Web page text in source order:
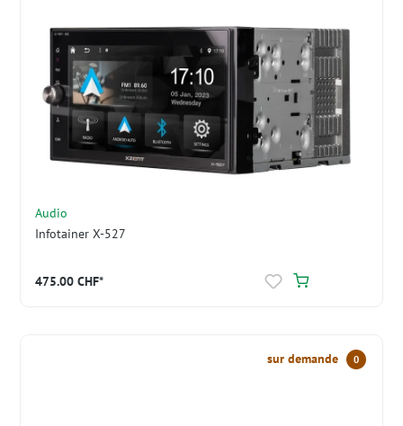
Audio
Infotainer X-527
475.00 CHF*
sur demande 0